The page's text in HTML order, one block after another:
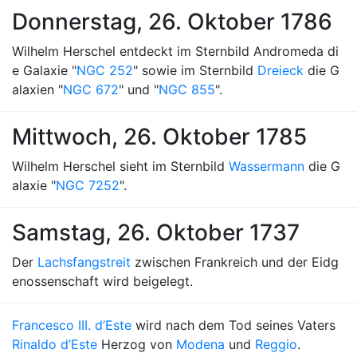
Donnerstag, 26. Oktober 1786
Wilhelm Herschel entdeckt im Sternbild Andromeda di
e Galaxie "NGC 252" sowie im Sternbild Dreieck die G
alaxien "NGC 672" und "NGC 855".
Mittwoch, 26. Oktober 1785
Wilhelm Herschel sieht im Sternbild Wassermann die G
alaxie "NGC 7252".
Samstag, 26. Oktober 1737
Der Lachsfangstreit zwischen Frankreich und der Eidg
enossenschaft wird beigelegt.
Francesco III. d’Este wird nach dem Tod seines Vaters
Rinaldo d’Este Herzog von Modena und Reggio.